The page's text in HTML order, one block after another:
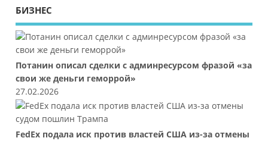
БИЗНЕС
Потанин описал сделки с админресурсом фразой «за
свои же деньги геморрой»
27.02.2026
FedEx подала иск против властей США из-за отмены